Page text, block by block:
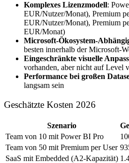
Komplexes Lizenzmodell:
EUR/Nutzer/Monat), Premium
EUR/Nutzer/Monat), Premium
EUR/Monat)
Microsoft-Ökosystem-
besten innerhalb der Microsoft-
Eingeschränkte visuelle
vorhanden, aber nicht auf Level
Performance bei großen
langsam sein
Geschätzte Kosten 2026
Szenario
Team von 10 mit Power BI Pro
Team von 50 mit Premium per User
SaaS mit Embedded (A2-Kapazität)